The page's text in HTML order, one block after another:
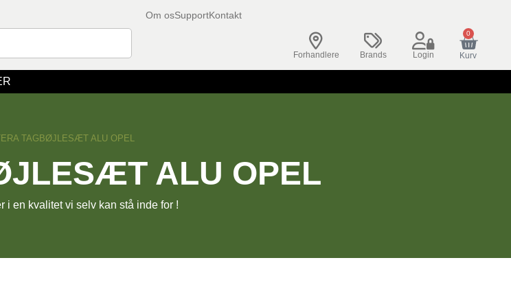
Om osSupportKontakt
Forhandlere Brands Login
0
Kurv
TAGBØJLESÆT ALU OPEL
ALU OPEL
i en kvalitet vi selv kan stå inde for !